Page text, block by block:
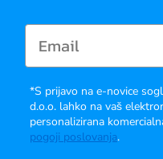
*S prijavo na e-novice
d.o.o. lahko na vaš
personalizirana
pogoji poslovanja.